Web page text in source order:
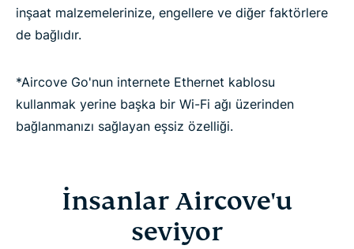
inşaat malzemelerinize, engellere ve diğer faktörlere
de bağlıdır.
*Aircove Go'nun internete Ethernet kablosu
kullanmak yerine başka bir Wi-Fi ağı üzerinden
bağlanmanızı sağlayan eşsiz özelliği.
İnsanlar Aircove'u
seviyor